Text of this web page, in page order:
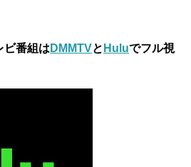
ビ番組はDMMTVと Huluでフル視